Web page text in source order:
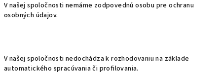
V našej spoločnosti nemáme zodpovednú osobu pre ochranu
osobných údajov.
V našej spoločnosti nedochádza k rozhodovaniu na základe
automatického spracúvania či profilovania.